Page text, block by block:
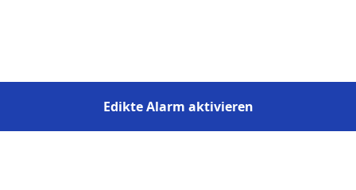
Edikte Alarm aktivieren